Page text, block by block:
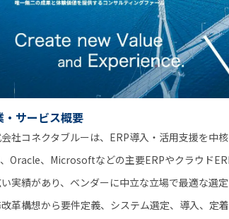
・サービス概要
社コネクタブルーは、ERP導入・活用支援を中
Oracle、Microsoftなどの主要ERPやクラウド
実績があり、ベンダーに中立な立場で最適な選定
革構想から要件定義、システム選定、導入、